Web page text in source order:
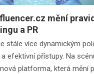
mění
a PR
stále více dynamickým
efektivní přístupy. Na
platforma, která mění